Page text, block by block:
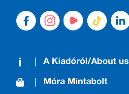
A Kiadóról/About us
Móra Mintabolt